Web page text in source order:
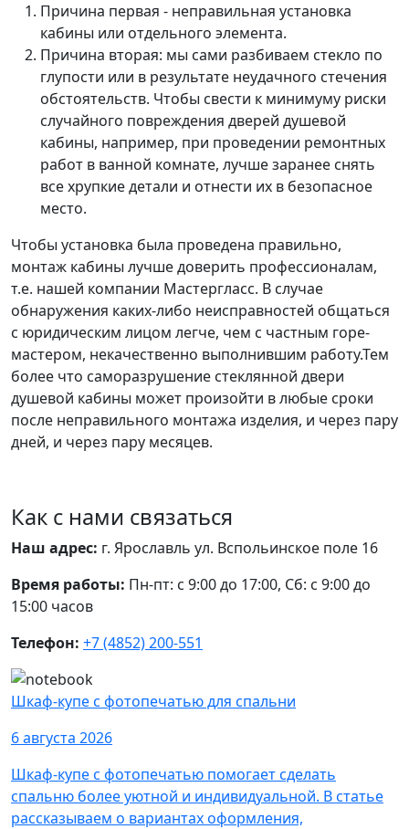
Причина первая - неправильная установка
кабины или отдельного элемента.
Причина вторая: мы сами разбиваем стекло по
глупости или в результате неудачного стечения
обстоятельств. Чтобы свести к минимуму риски
случайного повреждения дверей душевой
кабины, например, при проведении ремонтных
работ в ванной комнате, лучше заранее снять
все хрупкие детали и отнести их в безопасное
место.
Чтобы установка была проведена правильно,
монтаж кабины лучше доверить профессионалам,
т.е. нашей компании Мастергласс. В случае
обнаружения каких-либо неисправностей общаться
с юридическим лицом легче, чем с частным горе-
мастером, некачественно выполнившим работу.Тем
более что саморазрушение стеклянной двери
душевой кабины может произойти в любые сроки
после неправильного монтажа изделия, и через пару
дней, и через пару месяцев.
Как с нами связаться
Наш адрес: г. Ярославль ул. Вспольинское поле 16
Время работы: Пн-пт: с 9:00 до 17:00, Сб: с 9:00 до
15:00 часов
Телефон: +7 (4852) 200-551
Шкаф-купе с фотопечатью для спальни
6 августа 2026
Шкаф-купе с фотопечатью помогает сделать
спальню более уютной и индивидуальной. В статье
рассказываем о вариантах оформления,